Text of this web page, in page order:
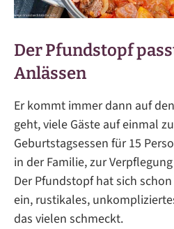
Der Pfundstopf
Anlässen
Er kommt immer dann auf
geht, viele Gäste auf einmal
Geburtstagsessen für 15
in der Familie, zur
Der Pfundstopf hat sich
ein, rustikales,
das vielen schmeckt.